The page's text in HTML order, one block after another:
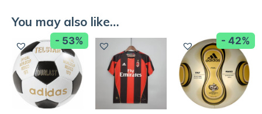
You may also like…
- 53% - 42%